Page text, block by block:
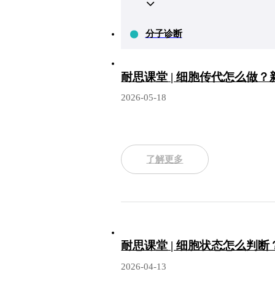
解决方案
分子诊断
耐思课堂 | 细胞传代怎么做
2026-05-18
了解更多
耐思课堂 | 细胞状态怎么判断
2026-04-13